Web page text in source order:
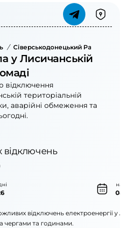
/ Сіверськодонецький Район
у Лисичанській
відключення
територіальній
аварійні обмеження та
відключень
відключень електроенергії у
чергами та годинами.